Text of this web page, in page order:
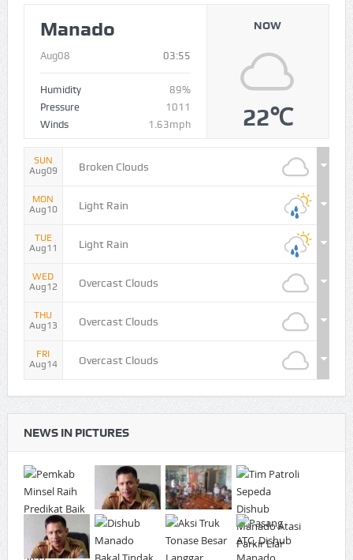
Manado
Aug08 03:55
Humidity
89%
Pressure
1011
Winds
1.63mph
NOW
22℃
SUN
Aug09
Broken Clouds
MON
Aug10
Light Rain
TUE
Aug11
Light Rain
WED
Aug12
Overcast Clouds
THU
Aug13
Overcast Clouds
FRI
Aug14
Overcast Clouds
NEWS IN PICTURES